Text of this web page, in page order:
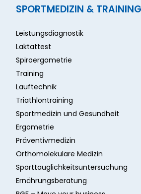
SPORTMEDIZIN & TRAINING
Leistungsdiagnostik
Laktattest
Spiroergometrie
Training
Lauftechnik
Triathlontraining
Sportmedizin und Gesundheit
Ergometrie
Präventivmedizin
Orthomolekulare Medizin
Sporttauglichkeitsuntersuchung
Ernährungsberatung